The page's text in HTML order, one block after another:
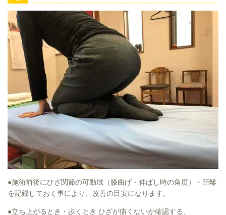
●施術前後にひざ関節の可動域（膝曲げ・伸ばし時の角度）・距離
を記録しておく事により、改善の目安になります。
●立ち上がるとき・歩くとき ひざが痛くないか確認する。